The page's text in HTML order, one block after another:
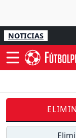
NOTICIAS